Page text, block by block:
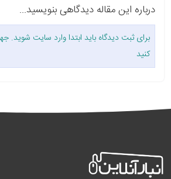
درباره این مقاله دیدگاهی بنویسید...
برای ثبت دیدگاه باید ابتدا وارد سایت شوید.
کنید